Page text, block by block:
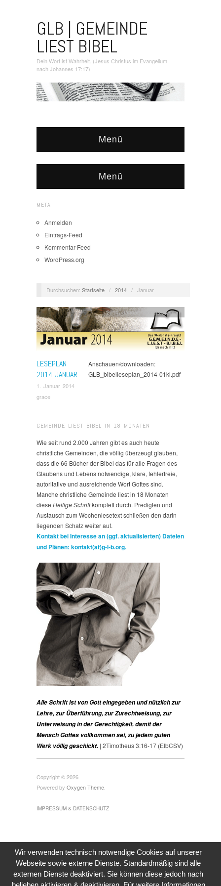
GLB | GEMEINDE
LIEST BIBEL
Dein Wort ist Wahrheit. (Jesus Christus im Evangelium
nach Johannes 17:17)
Menü
Menü
META
Anmelden
Eintrags-Feed
Kommentar-Feed
WordPress.org
Durchsuchen: Startseite / 2014 / Januar
LESEPLAN
2014 JANUAR
1. Januar 2014
grace
2014,Januar Monatsleseplan
Anschauen/downloaden:
GLB_bibelleseplan_2014-01kl.pdf
GEMEINDE LIEST BIBEL IN 18 MONATEN
Wie seit rund 2.000 Jahren gibt es auch heute
christliche Gemeinden, die völlig überzeugt glauben,
dass die 66 Bücher der Bibel das für alle Fragen des
Glaubens und Lebens notwendige, klare, fehlerfreie,
autoritative und ausreichende Wort Gottes sind.
Manche christliche Gemeinde liest in 18 Monaten
diese Heilige Schriftkomplett durch. Predigten und
Austausch zum Wochenlesetext schließen den darin
liegenden Schatz weiter auf.
Kontakt bei Interesse an (ggf. aktualisierten) Dateien
und Plänen: kontakt(at)g-l-b.org.
Alle Schrift ist von Gott eingegeben und nützlich zur
Lehre, zur Überführung, zur Zurechtweisung, zur
Unterweisung in der Gerechtigkeit, damit der
Mensch Gottes vollkommen sei, zu jedem guten
Werk völlig geschickt. | 2Timotheus 3:16-17 (ElbCSV)
Copyright © 2026
Powered by Oxygen Theme
IMPRESSUM & DATENSCHUTZ
Wir verwenden technisch notwendige Cookies auf unserer
Webseite sowie externe Dienste. Standardmäßig sind alle
externen Dienste deaktiviert. Sie können diese jedoch nach